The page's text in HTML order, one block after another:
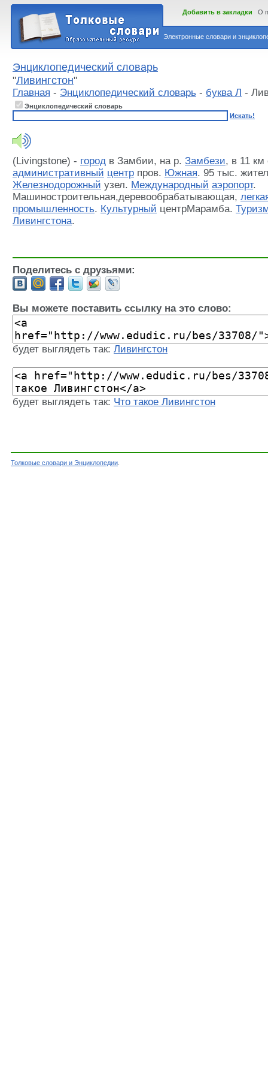
Электронные словари и
Добавить в закладки О
Энциклопедический словарь
"Ливингстон"
Главная - Энциклопедический словарь - буква Л -
Энциклопедический словарь
Искать!
(Livingstone) - город в Замбии, на р. Замбези, в 11
административный центр пров. Южная. 95 тыс.
Железнодорожный узел. Международный аэропорт.
Машиностроительная,деревообрабатывающая,
промышленность. Культурный центрМарамба.
Ливингстона.
Поделитесь с друзьями:
Вы можете поставить ссылку на это слово:
будет выглядеть так: Ливингстон
будет выглядеть так: Что такое Ливингстон
Толковые словари и Энциклопедии